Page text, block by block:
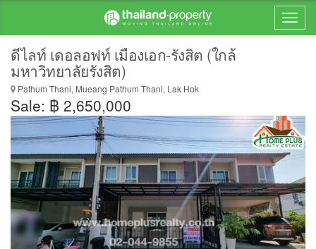
ดีไลท์ เดอลอฟท์ เมืองเอก-รังสิต (ใกล้
มหาวิทยาลัยรังสิต)
Pathum Thani, Mueang Pathum Thani, Lak Hok
Sale: ฿ 2,650,000